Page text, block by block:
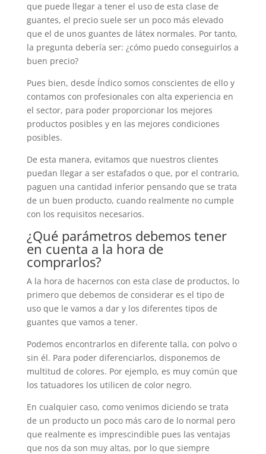
que puede llegar a tener el uso de esta clase de
guantes, el precio suele ser un poco más elevado
que el de unos guantes de látex normales. Por tanto,
la pregunta debería ser: ¿cómo puedo conseguirlos a
buen precio?
Pues bien, desde Índico somos conscientes de ello y
contamos con profesionales con alta experiencia en
el sector, para poder proporcionar los mejores
productos posibles y en las mejores condiciones
posibles.
De esta manera, evitamos que nuestros clientes
puedan llegar a ser estafados o que, por el contrario,
paguen una cantidad inferior pensando que se trata
de un buen producto, cuando realmente no cumple
con los requisitos necesarios.
¿Qué parámetros debemos tener
en cuenta a la hora de
comprarlos?
A la hora de hacernos con esta clase de productos, lo
primero que debemos de considerar es el tipo de
uso que le vamos a dar y los diferentes tipos de
guantes que vamos a tener.
Podemos encontrarlos en diferente talla, con polvo o
sin él. Para poder diferenciarlos, disponemos de
multitud de colores. Por ejemplo, es muy común que
los tatuadores los utilicen de color negro.
En cualquier caso, como venimos diciendo se trata
de un producto un poco más caro de lo normal pero
que realmente es imprescindible pues las ventajas
que nos da son muy altas, por lo que siempre